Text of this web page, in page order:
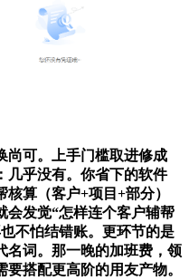
尚可。上手门槛取进修成
几乎没有。你省下的软件
算（客户+项目+部分）
会发觉“怎样连个客户辅帮
不怕结错账。更环节的是
词。那一晚的加班费，领
搭配更高阶的用友产物。